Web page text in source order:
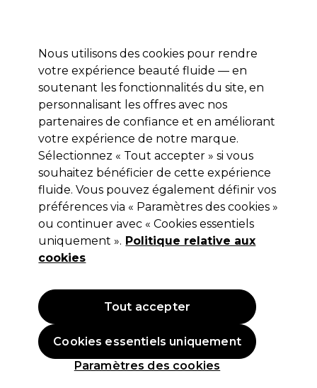
Se connecter
Marques Bons plans Coiffure Electro et Matériel
Livraison et délais
lire la suite
Cadeaux pour Noël Coffrets cadeaux
Coffrets cadeaux
Filters
Nous utilisons des cookies pour rendre
votre expérience beauté fluide — en
soutenant les fonctionnalités du site, en
personnalisant les offres avec nos
partenaires de confiance et en améliorant
votre expérience de notre marque.
Sélectionnez « Tout accepter » si vous
souhaitez bénéficier de cette expérience
fluide. Vous pouvez également définir vos
préférences via « Paramètres des cookies »
ou continuer avec « Cookies essentiels
uniquement ». Politique relative aux
cookies
Paramètres des cookies
Cookies essentiels uniquement
Tout accepter